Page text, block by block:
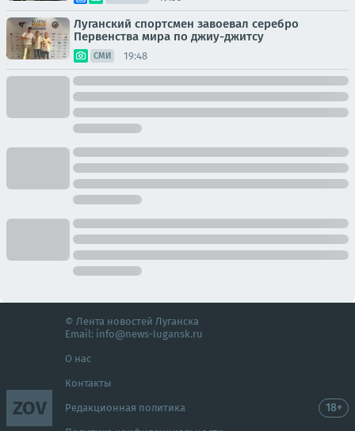
Луганский спортсмен завоевал серебро
Первенства мира по джиу-джитсу
СМИ 19:48
ZOV
© Лента новостей Луганска
Email: info@news-lugansk.ru
О нас
Контакты
Редакционная политика 18+